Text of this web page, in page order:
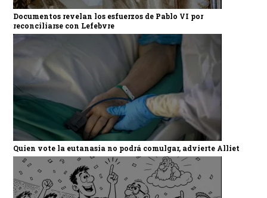
Documentos revelan los esfuerzos de Pablo VI por
reconciliarse con Lefebvre
Quien vote la eutanasia no podrá comulgar, advierte Alliet